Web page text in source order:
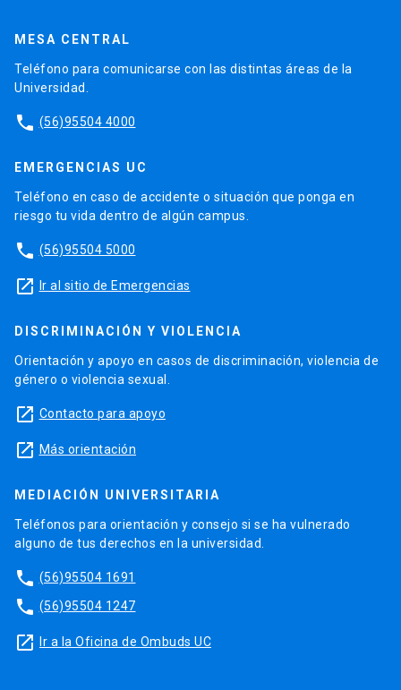
MESA CENTRAL
Teléfono para comunicarse con las distintas áreas de la
Universidad.
phone (56)95504 4000
EMERGENCIAS UC
Teléfono en caso de accidente o situación que ponga en
riesgo tu vida dentro de algún campus.
phone (56)95504 5000
launch Ir al sitio de Emergencias
DISCRIMINACIÓN Y VIOLENCIA
Orientación y apoyo en casos de discriminación, violencia de
género o violencia sexual.
launch Contacto para apoyo
launch Más orientación
MEDIACIÓN UNIVERSITARIA
Teléfonos para orientación y consejo si se ha vulnerado
alguno de tus derechos en la universidad.
phone (56)95504 1691
phone (56)95504 1247
launch Ir a la Oficina de Ombuds UC